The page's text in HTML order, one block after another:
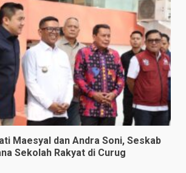
Maesyal dan Andra Soni, Seskab
Sekolah Rakyat di Curug